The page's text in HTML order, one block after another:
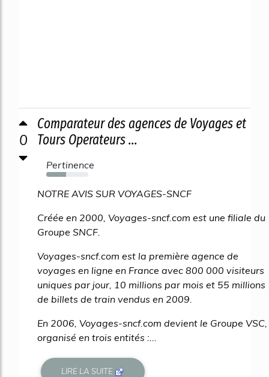
0
Comparateur des agences de Voyages et
Tours Operateurs ...
Pertinence
47%
NOTRE AVIS SUR VOYAGES-SNCF
Créée en 2000, Voyages-sncf.com est une filiale du
Groupe SNCF.
Voyages-sncf.com est la première agence de
voyages en ligne en France avec 800 000 visiteurs
uniques par jour, 10 millions par mois et 55 millions
de billets de train vendus en 2009.
En 2006, Voyages-sncf.com devient le Groupe VSC,
organisé en trois entités :...
LIRE LA SUITE